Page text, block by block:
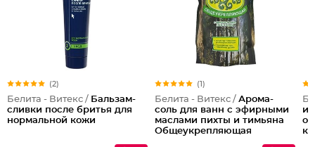
(2)
Белита - Витекс / Бальзам-
сливки после бритья для
нормальной кожи
(1)
Белита - Витекс / Арома-
соль для ванн с эфирными
маслами пихты и тимьяна
Общеукрепляющая